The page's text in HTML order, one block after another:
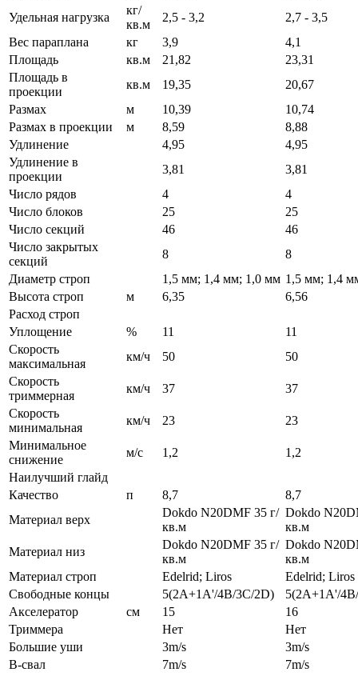
Удельная нагрузка
кг/
кв.м
2,5 - 3,2
2,7 - 3,5
Вес параплана
кг 3,9
4,1
Площадь
кв.м 21,82
23,31
Площадь в
проекции
кв.м 19,35
20,67
Размах
м 10,39
10,74
Размах в проекции
м 8,59
8,88
Удлинение
4,95
4,95
Удлинение в
проекции
3,81
3,81
Число рядов
4
4
Число блоков
25
25
Число секций
46
46
Число закрытых
секций
8
8
Диаметр строп
1,5 мм; 1,4 мм; 1,0 мм 1,5 мм; 1,4
Высота строп
м 6,35
6,56
Расход строп
Уплощение
% 11
11
Скорость
максимальная
км/ч 50
50
Скорость
триммерная
км/ч 37
37
Скорость
минимальная
км/ч 23
23
Минимальное
снижение
м/с 1,2
1,2
Наилучший глайд
Качество
п 8,7
8,7
Материал верх
Dokdo N20DMF 35 г/
кв.м
Dokdo
кв.м
Материал низ
Dokdo N20DMF 35 г/
кв.м
Dokdo
кв.м
Материал строп
Edelrid; Liros
Edelrid; Liros
Свободные концы
5(2A+1A'/4B/3C/2D)
5(2A+1A'/
Акселератор
см 15
16
Триммера
Нет
Нет
Большие уши
3m/s
3m/s
B-свал
7m/s 7m/s